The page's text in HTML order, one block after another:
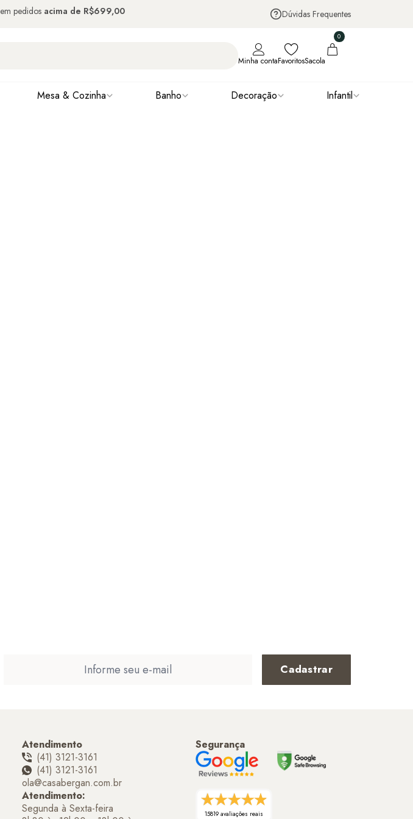
Dúvidas Frequentes
em pedidos acima de R$699,00
Minha contaFavoritosSacola
0
Mesa & Cozinha Banho Decoração Infantil
Cadastrar
Atendimento
(41) 3121-3161
(41) 3121-3161
ola@casabergan.com.br
Atendimento:
Segunda à Sexta-feira
Segurança
15819 avaliações reais